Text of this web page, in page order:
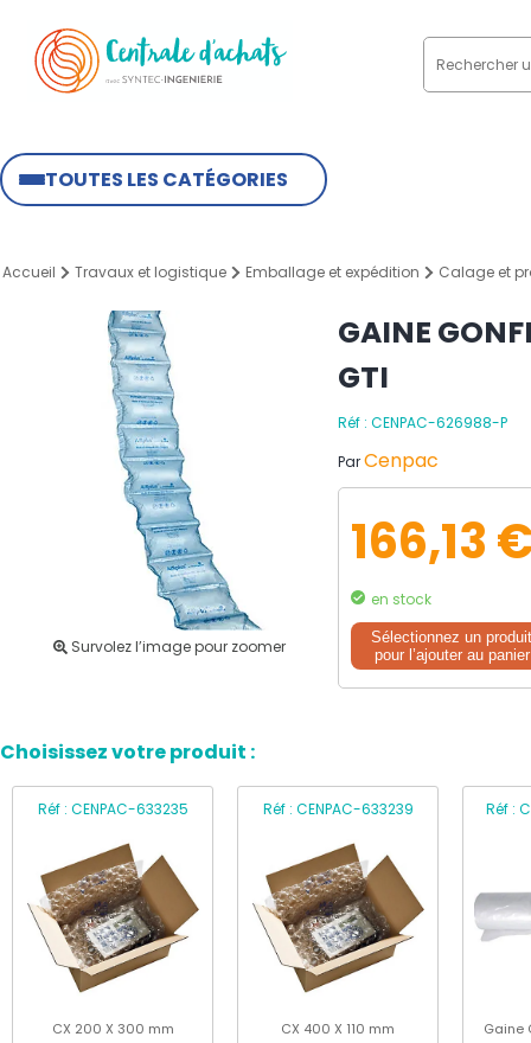
TOUTES LES CATÉGORIES
Accueil Travaux et logistique Emballage et expédition Calage et
Survolez l’image pour zoomer
GAINE
GTI
Réf : CENPAC-626988-P
ParCenpac
166,13
en stock
Sélectionnez un produit
pour l’ajouter au panier
Choisissez votre produit :
Réf : CENPAC-633235
CX 200 X 300 mm
Réf : CENPAC-633239
CX 400 X 110 mm
Réf :
Gaine